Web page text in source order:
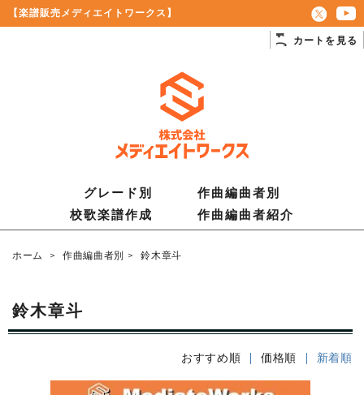
【楽譜販売メディエイトワークス】
カートを見る
グレード別
作曲編曲者別
校歌楽譜作成
作曲編曲者紹介
ホーム > 作曲編曲者別 > 鈴木章斗
鈴木章斗
おすすめ順 |価格順 | 新着順